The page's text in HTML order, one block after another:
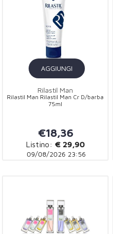
AGGIUNGI
Rilastil Man
Rilastil Man Rilastil Man Cr D/barba
75ml
€18,36
Listino: € 29,90
09/08/2026 23:56